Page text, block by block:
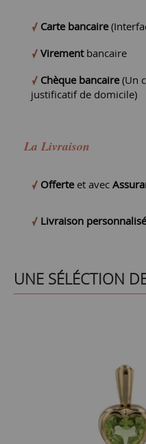
Carte bancaire
Virementbancaire
Chèque bancaire(Un
justificatif de domicile)
La Livraison
Offerteet avec
Livraison
UNE SÉLÉCTION